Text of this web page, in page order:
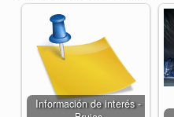
Información de interés -